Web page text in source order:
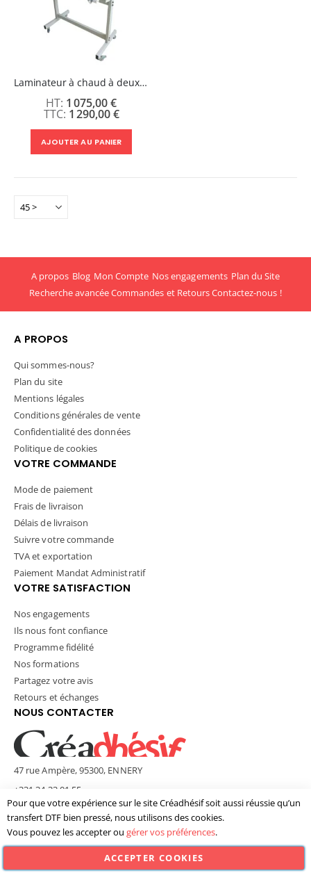
Laminateur à chaud à deux rouleaux chauffants - 635mm
1 290,00 €
1 075,00 €
AJOUTER AU PANIER
A propos Blog Mon Compte Nos engagements Plan du Site
Recherche avancéeCommandes et RetoursContactez-nous !
A PROPOS
Qui sommes-nous?
Plan du site
Mentions légales
Conditions générales de vente
Confidentialité des données
Politique de cookies
VOTRE COMMANDE
Mode de paiement
Frais de livraison
Délais de livraison
Suivre votre commande
TVA et exportation
Paiement Mandat Administratif
VOTRE SATISFACTION
Nos engagements
Ils nous font confiance
Programme fidélité
Nos formations
Partagez votre avis
Retours et échanges
NOUS CONTACTER
47 rue Ampère, 95300, ENNERY
+331 34 33 01 55
contact@creadhesif.com
Lun - Ven / 9h30 - 12h00 & 14h00 - 17h00
© Créadhésif 2025. Tous Droits Réservés.
Pour que votre expérience sur le site Créadhésif soit aussi réussie qu’un
transfert DTF bien pressé, nous utilisons des cookies.
Vous pouvez les accepter ou gérer vos préférences.
ACCEPTER COOKIES